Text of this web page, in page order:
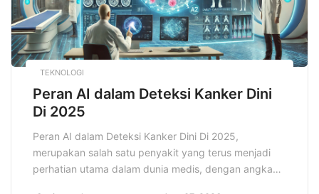
TEKNOLOGI
Peran AI dalam Deteksi Kanker Dini
Di 2025
Peran AI dalam Deteksi Kanker Dini Di 2025,
merupakan salah satu penyakit yang terus menjadi
perhatian utama dalam dunia medis, dengan angka